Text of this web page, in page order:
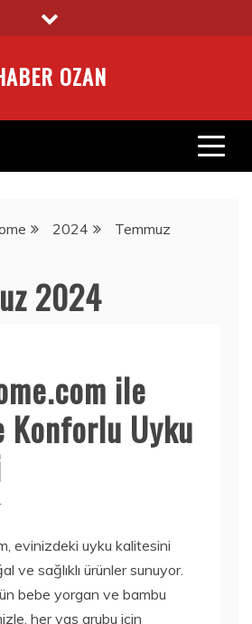
OZAN
2024 Temmuz
2024
ile
Konforlu Uyku
evinizdeki uyku kalitesini
ve sağlıklı ürünler sunuyor.
bebe yorgan ve bambu
her yaş grubu için